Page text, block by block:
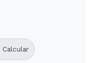
Calcular